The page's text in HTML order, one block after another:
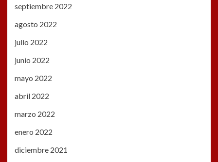
septiembre 2022
agosto 2022
julio 2022
junio 2022
mayo 2022
abril 2022
marzo 2022
enero 2022
diciembre 2021